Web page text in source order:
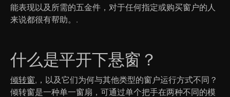
能表现以及所需的五金件，对于任何指定或购买窗户的人
来说都很有帮助。.
什么是平开下悬窗？
倾转窗,，以及它们为何与其他类型的窗户运行方式不同？
倾转窗是一种单一窗扇，可通过单个把手在两种不同的模